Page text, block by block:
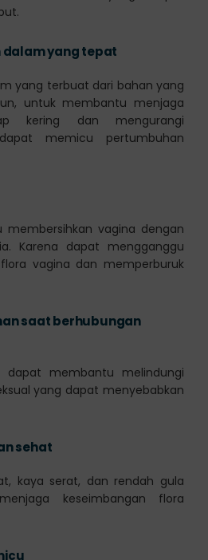
dalam yang tepat
yang terbuat dari bahan yang
untuk membantu menjaga
kering dan mengurangi
memicu pertumbuhan
membersihkan vagina dengan
Karena dapat mengganggu
vagina dan memperburuk
saat berhubungan
dapat membantu melindungi
yang dapat menyebabkan
sehat
kaya serat, dan rendah gula
keseimbangan flora